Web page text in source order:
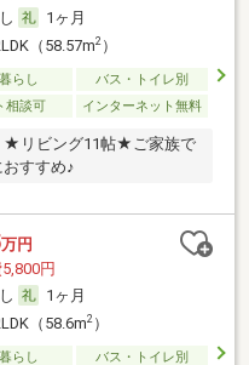
1ヶ月
（58.57m2）
らし
バス・トイレ別
相談可 インターネット無料
★リビング11帖★ご家族で
すすめ♪
万円
円
1ヶ月
（58.6m2）
らし バス・トイレ別